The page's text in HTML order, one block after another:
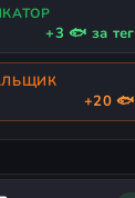
+3 🐟 за тег
+20 🐟